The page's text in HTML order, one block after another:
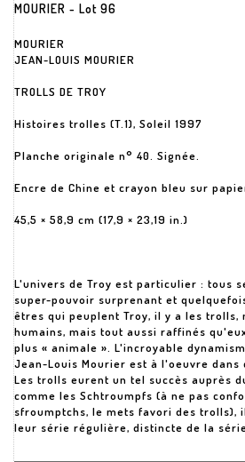
MOURIER - Lot 96
MOURIER
JEAN-LOUIS MOURIER
TROLLS DE TROY
Histoires trolles (T.1), Soleil 1997
Planche originale n° 40. Signée.
Encre de Chine et crayon bleu sur
45,5 × 58,9 cm (17,9 × 23,19 in.)
L'univers de Troy est particulier : tous
super-pouvoir surprenant et
êtres qui peuplent Troy, il y a les trolls,
humains, mais tout aussi raffinés
plus « animale ». L'incroyable
Jean-Louis Mourier est à l'oeuvre dans
Les trolls eurent un tel succès auprès
comme les Schtroumpfs (à ne pas
sfroumptchs, le mets favori des trolls),
leur série régulière, distincte de la